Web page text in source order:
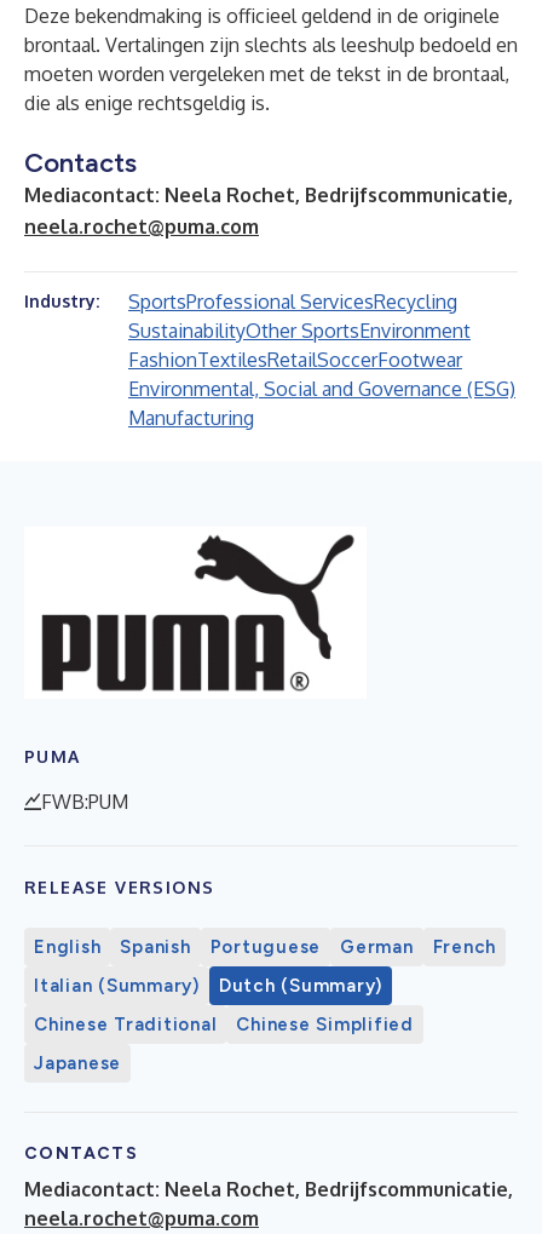
Deze bekendmaking is officieel geldend in de originele
brontaal. Vertalingen zijn slechts als leeshulp bedoeld en
moeten worden vergeleken met de tekst in de brontaal,
die als enige rechtsgeldig is.
Contacts
Mediacontact: Neela Rochet, Bedrijfscommunicatie,
neela.rochet@puma.com
Industry: SportsProfessional ServicesRecycling
SustainabilityOther SportsEnvironment
FashionTextilesRetailSoccerFootwear
Environmental, Social and Governance (ESG)
Manufacturing
PUMA
FWB:PUM
RELEASE VERSIONS
English Spanish Portuguese German
French
Italian (Summary)
Dutch (Summary)
Chinese Traditional
Chinese Simplified
Japanese
CONTACTS
Mediacontact: Neela Rochet, Bedrijfscommunicatie,
neela.rochet@puma.com